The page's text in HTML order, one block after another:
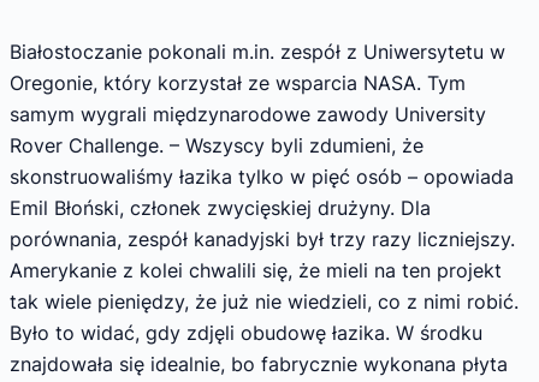
Białostoczanie pokonali m.in. zespół z Uniwersytetu w
Oregonie, który korzystał ze wsparcia NASA. Tym
samym wygrali międzynarodowe zawody University
Rover Challenge. – Wszyscy byli zdumieni, że
skonstruowaliśmy łazika tylko w pięć osób – opowiada
Emil Błoński, członek zwycięskiej drużyny. Dla
porównania, zespół kanadyjski był trzy razy liczniejszy.
Amerykanie z kolei chwalili się, że mieli na ten projekt
tak wiele pieniędzy, że już nie wiedzieli, co z nimi robić.
Było to widać, gdy zdjęli obudowę łazika. W środku
znajdowała się idealnie, bo fabrycznie wykonana płyta